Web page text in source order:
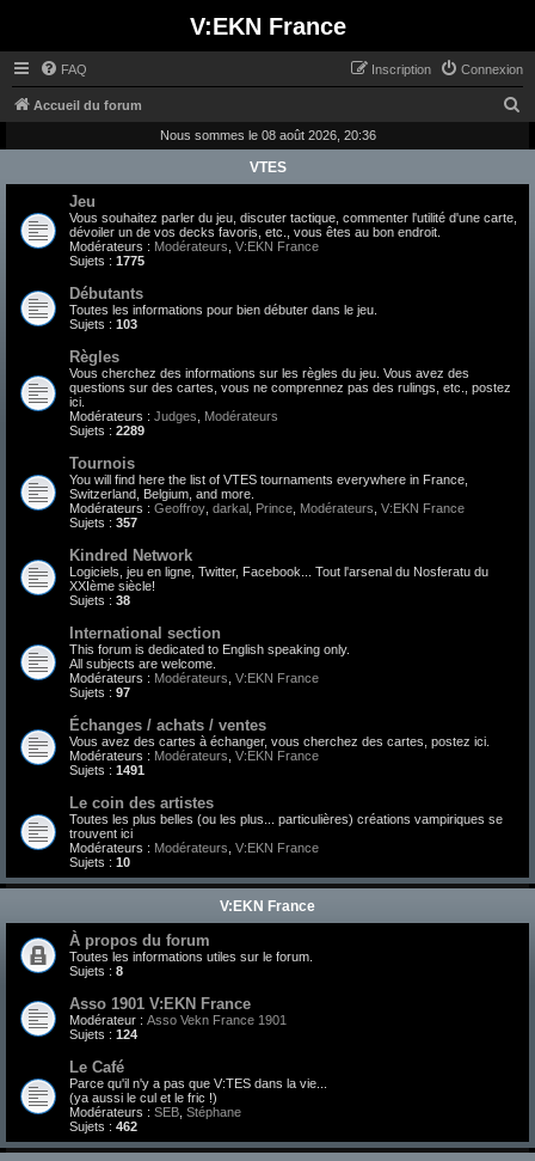
V:EKN France
FAQ Connexion
Inscription
Accueil du forum
Nous sommes le 08 août 2026, 20:36
VTES
Jeu
Vous souhaitez parler du jeu, discuter tactique, commenter l'utilité d'une carte,
dévoiler un de vos decks favoris, etc., vous êtes au bon endroit.
Modérateurs : Modérateurs V:EKN France
Sujets : 1775
Débutants
Toutes les informations pour bien débuter dans le jeu.
Sujets : 103
Règles
Vous cherchez des informations sur les règles du jeu. Vous avez des
questions sur des cartes, vous ne comprennez pas des rulings, etc., postez
ici.
Modérateurs : Judges
Modérateurs
Sujets : 2289
Tournois
You will find here the list of VTES tournaments everywhere in France,
Switzerland, Belgium, and more.
Modérateurs : Geoffroy darkal Prince Modérateurs V:EKN France
Sujets : 357
Kindred Network
Logiciels, jeu en ligne, Twitter, Facebook... Tout l'arsenal du Nosferatu du
XXIème siècle!
Sujets : 38
International section
This forum is dedicated to English speaking only.
All subjects are welcome.
Modérateurs : Modérateurs V:EKN France
Sujets : 97
Échanges / achats / ventes
Vous avez des cartes à échanger, vous cherchez des cartes, postez ici.
Modérateurs : Modérateurs V:EKN France
Sujets : 1491
Le coin des artistes
Toutes les plus belles (ou les plus... particulières) créations vampiriques se
trouvent ici
Modérateurs : Modérateurs V:EKN France
Sujets : 10
V:EKN France
À propos du forum
Toutes les informations utiles sur le forum.
Sujets : 8
Asso 1901 V:EKN France
Modérateur : Asso Vekn France 1901
Sujets : 124
Le Café
Parce qu'il n'y a pas que V:TES dans la vie...
(ya aussi le cul et le fric !)
Modérateurs : SEB Stéphane
Sujets : 462